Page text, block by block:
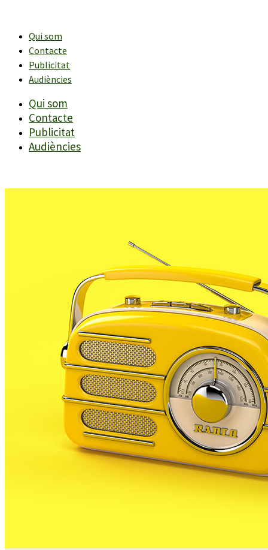
contingutQui som
Contacte
Publicitat
Audiències
Qui som
Contacte
Publicitat
Audiències